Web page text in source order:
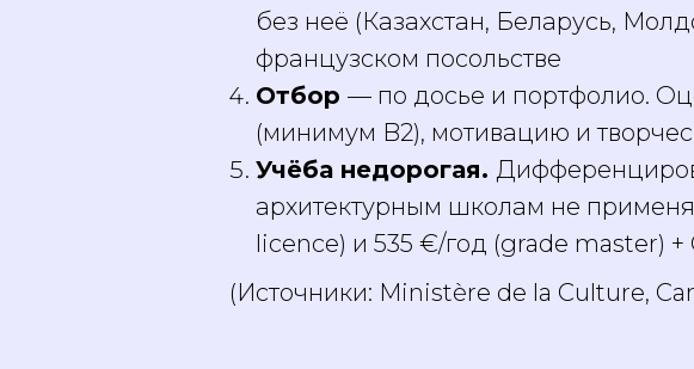
без неё (Казахстан, Беларусь,
французском посольстве
Отбор — по досье и портфолио.
(минимум B2), мотивацию и
Учёба недорогая.
архитектурным школам не
licence) и 535 €/год (grade master) +
(Источники: Ministère de la Culture,